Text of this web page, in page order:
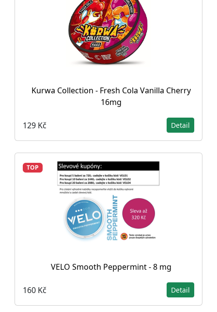
Kurwa Collection - Fresh Cola Vanilla Cherry
16mg
129 Kč Detail
TOP
VELO Smooth Peppermint - 8 mg
160 Kč Detail